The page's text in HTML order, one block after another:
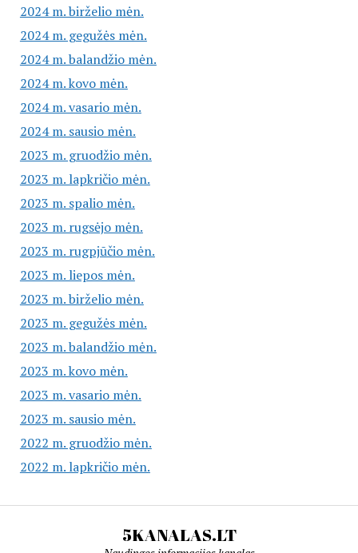
2024 m. birželio mėn.
2024 m. gegužės mėn.
2024 m. balandžio mėn.
2024 m. kovo mėn.
2024 m. vasario mėn.
2024 m. sausio mėn.
2023 m. gruodžio mėn.
2023 m. lapkričio mėn.
2023 m. spalio mėn.
2023 m. rugsėjo mėn.
2023 m. rugpjūčio mėn.
2023 m. liepos mėn.
2023 m. birželio mėn.
2023 m. gegužės mėn.
2023 m. balandžio mėn.
2023 m. kovo mėn.
2023 m. vasario mėn.
2023 m. sausio mėn.
2022 m. gruodžio mėn.
2022 m. lapkričio mėn.
5KANALAS.LT